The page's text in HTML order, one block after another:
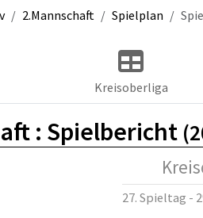
2.Mannschaft Spielplan
Kreisoberliga
: Spielbericht
27. Spieltag -